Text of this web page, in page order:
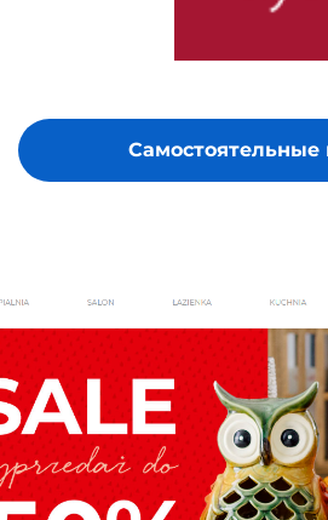
Самостоятельные